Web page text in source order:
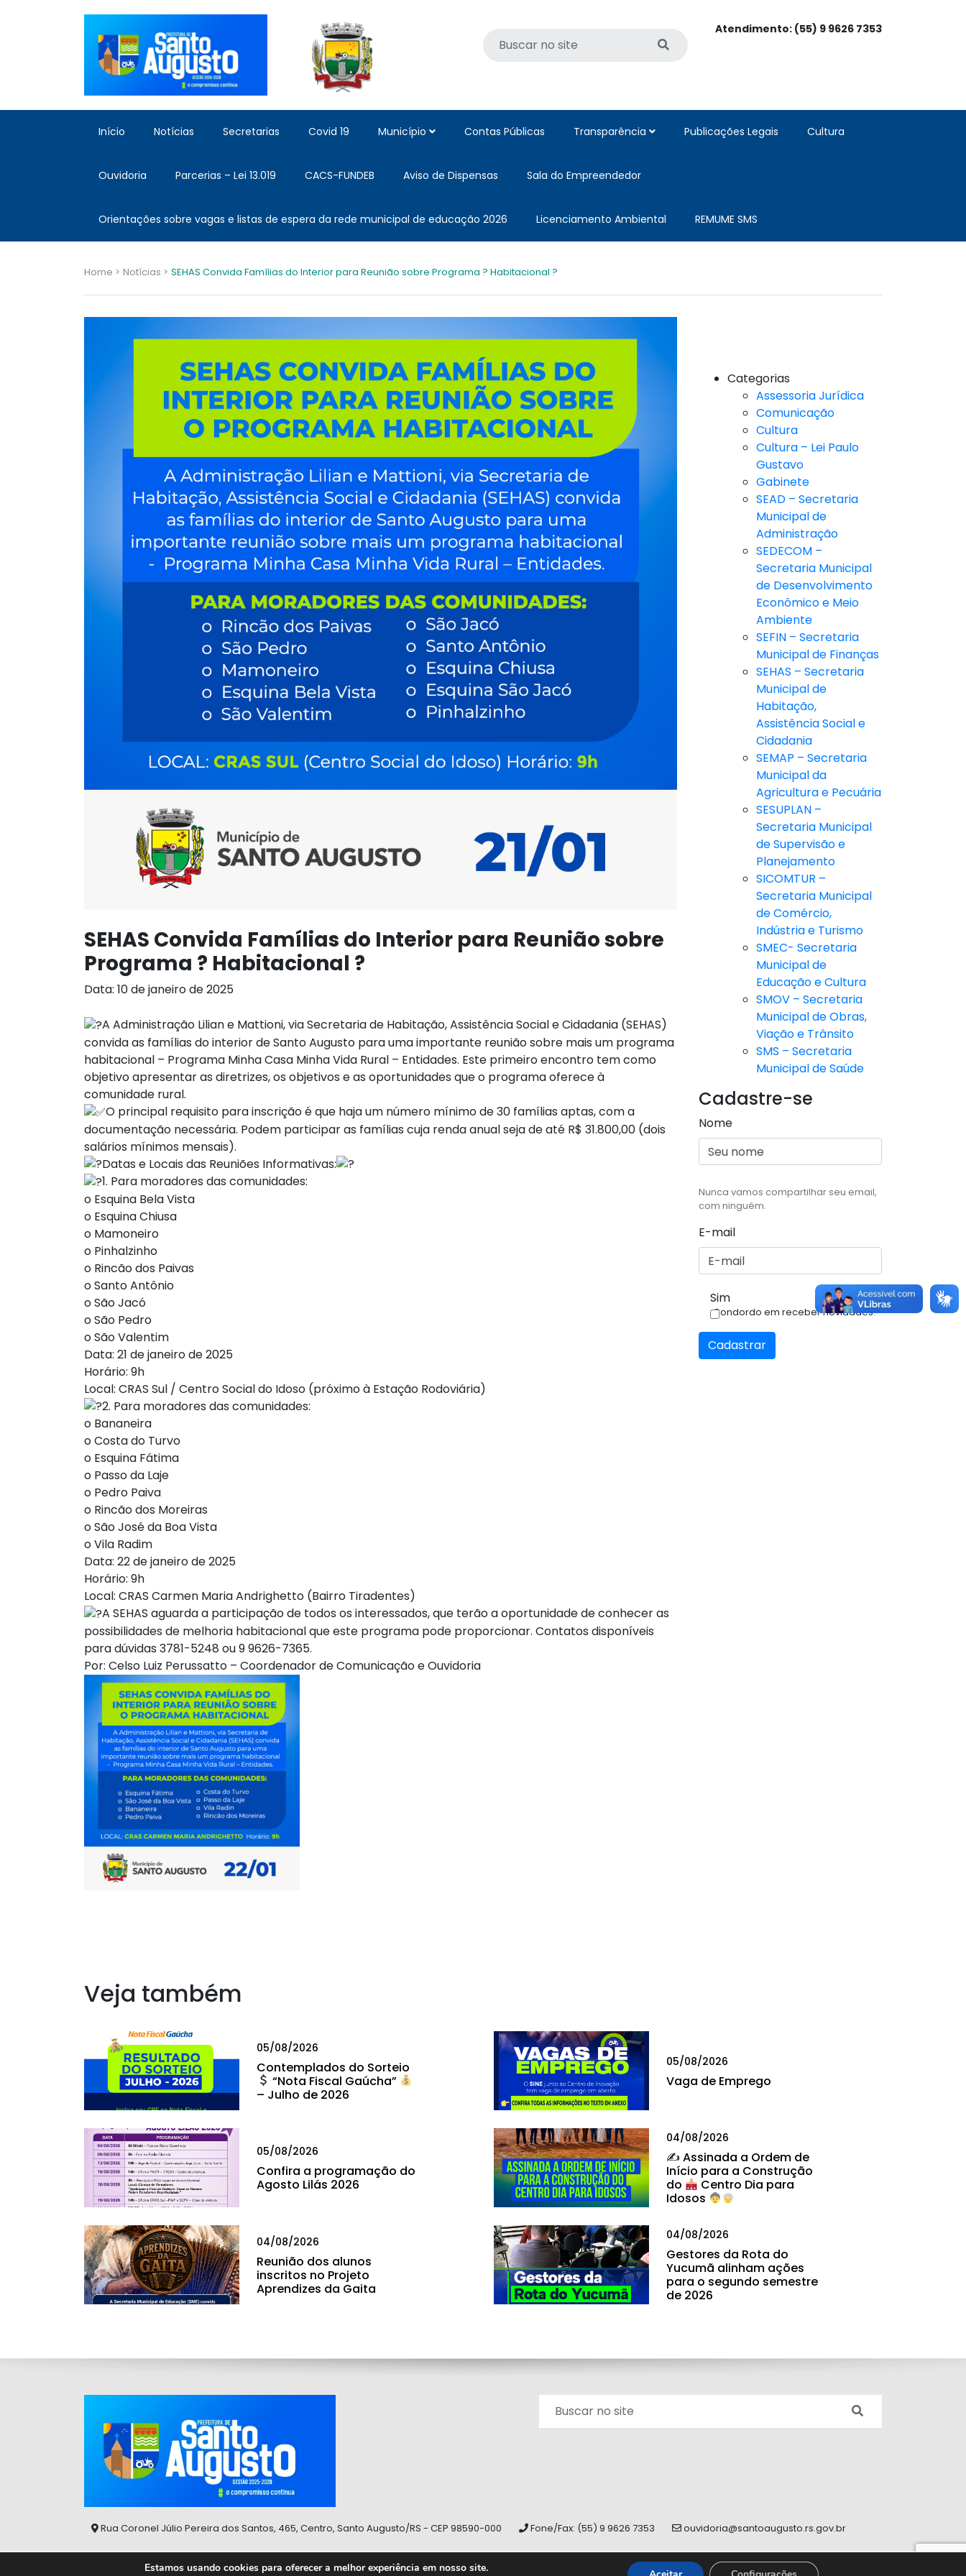
Atendimento: (55) 9 9626 7353
Início Notícias Secretarias Covid 19 Município Contas Públicas Transparência Publicações Legais Cultura
Ouvidoria Parcerias – Lei 13.019 CACS-FUNDEB Aviso de Dispensas Sala do Empreendedor
Orientações sobre vagas e listas de espera da rede municipal de educação 2026 Licenciamento Ambiental REMUME SMS
Home > Notícias > SEHAS Convida Famílias do Interior para Reunião sobre Programa ? Habitacional ?
SEHAS Convida Famílias do Interior para Reunião sobre
Programa ? Habitacional ?
Data: 10 de janeiro de 2025
A Administração Lilian e Mattioni, via Secretaria de Habitação, Assistência Social e Cidadania (SEHAS)
convida as famílias do interior de Santo Augusto para uma importante reunião sobre mais um programa
habitacional – Programa Minha Casa Minha Vida Rural – Entidades. Este primeiro encontro tem como
objetivo apresentar as diretrizes, os objetivos e as oportunidades que o programa oferece à
comunidade rural.
O principal requisito para inscrição é que haja um número mínimo de 30 famílias aptas, com a
documentação necessária. Podem participar as famílias cuja renda anual seja de até R$ 31.800,00 (dois
salários mínimos mensais).
Datas e Locais das Reuniões Informativas:
1. Para moradores das comunidades:
o Esquina Bela Vista
o Esquina Chiusa
o Mamoneiro
o Pinhalzinho
o Rincão dos Paivas
o Santo Antônio
o São Jacó
o São Pedro
o São Valentim
Data: 21 de janeiro de 2025
Horário: 9h
Local: CRAS Sul / Centro Social do Idoso (próximo à Estação Rodoviária)
2. Para moradores das comunidades:
o Bananeira
o Costa do Turvo
o Esquina Fátima
o Passo da Laje
o Pedro Paiva
o Rincão dos Moreiras
o São José da Boa Vista
o Vila Radim
Data: 22 de janeiro de 2025
Horário: 9h
Local: CRAS Carmen Maria Andrighetto (Bairro Tiradentes)
A SEHAS aguarda a participação de todos os interessados, que terão a oportunidade de conhecer as
possibilidades de melhoria habitacional que este programa pode proporcionar. Contatos disponíveis
para dúvidas 3781-5248 ou 9 9626-7365.
Por: Celso Luiz Perussatto – Coordenador de Comunicação e Ouvidoria
Categorias
Assessoria Jurídica
Comunicação
Cultura
Cultura – Lei Paulo
Gustavo
Gabinete
SEAD – Secretaria
Municipal de
Administração
SEDECOM –
Secretaria Municipal
de Desenvolvimento
Econômico e Meio
Ambiente
SEFIN – Secretaria
Municipal de Finanças
SEHAS – Secretaria
Municipal de
Habitação,
Assistência Social e
Cidadania
SEMAP – Secretaria
Municipal da
Agricultura e Pecuária
SESUPLAN –
Secretaria Municipal
de Supervisão e
Planejamento
SICOMTUR –
Secretaria Municipal
de Comércio,
Indústria e Turismo
SMEC- Secretaria
Municipal de
Educação e Cultura
SMOV – Secretaria
Municipal de Obras,
Viação e Trânsito
SMS – Secretaria
Municipal de Saúde
Cadastre-se
Nome
Nunca vamos compartilhar seu email,
com ninguém.
E-mail
Sim
Condordo em receber novidades.
Cadastrar
Veja também
05/08/2026
Contemplados do Sorteio
“Nota Fiscal Gaúcha”
– Julho de 2026
05/08/2026
Vaga de Emprego
05/08/2026
Confira a programação do
Agosto Lilás 2026
04/08/2026
✍ Assinada a Ordem de
Início para a Construção
do
Centro Dia para
Idosos
04/08/2026
Reunião dos alunos
inscritos no Projeto
Aprendizes da Gaita
04/08/2026
Gestores da Rota do
Yucumã alinham ações
para o segundo semestre
de 2026
Rua Coronel Júlio Pereira dos Santos, 465, Centro, Santo Augusto/RS - CEP 98590-000 Fone/Fax: (55) 9 9626 7353 ouvidoria@santoaugusto.rs.gov.br
Estamos usando cookies para oferecer a melhor experiência em nosso site.